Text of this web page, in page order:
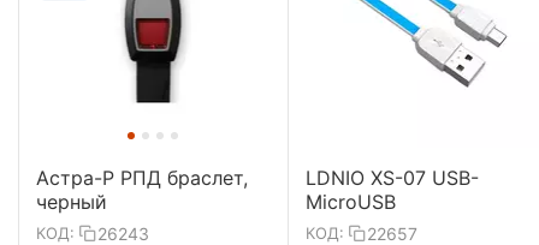
Астра-Р РПД браслет,
черный
КОД: 26243
LDNIO XS-07 USB-
MicroUSB
КОД: 22657